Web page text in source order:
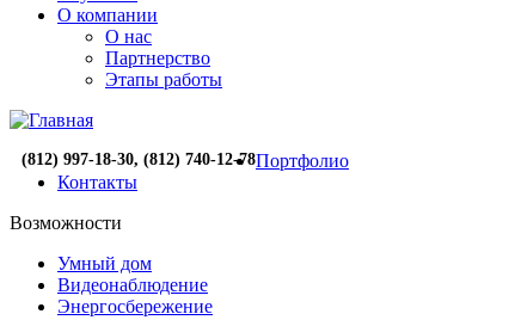
О компании
О нас
Партнерство
Этапы работы
(812) 997-18-30, (812) 740-12-78Портфолио
Контакты
Возможности
Умный дом
Видеонаблюдение
Энергосбережение